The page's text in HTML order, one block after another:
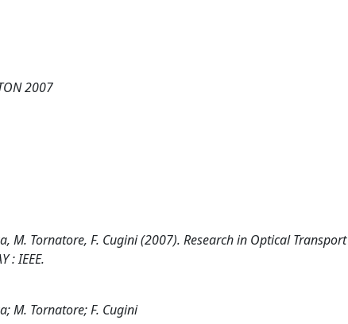
2007
M. Tornatore, F. Cugini (2007). Research in Optical
: IEEE.
M. Tornatore; F. Cugini